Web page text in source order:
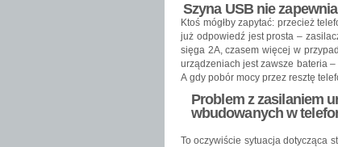
Szyna USB nie
Ktoś mógłby zapytać: przecież
już odpowiedź jest prosta –
sięga 2A, czasem więcej w
urządzeniach jest zawsze bateria
A gdy pobór mocy przez resztę
Problem z zasilaniem
wbudowanych w
To oczywiście sytuacja dotycząca